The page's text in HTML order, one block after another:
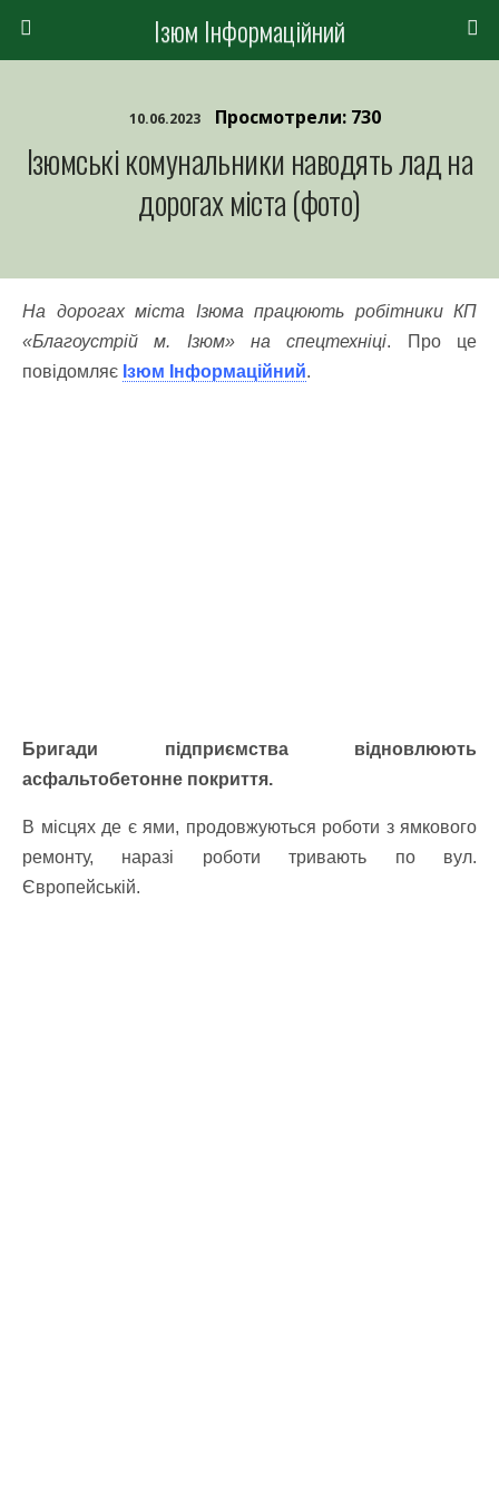
Ізюм Інформаційний
10.06.2023 Просмотрели: 730
Ізюмські комунальники наводять лад на
дорогах міста (фото)
На дорогах міста Ізюма працюють робітники КП
«Благоустрій м. Ізюм» на спецтехніці. Про це
повідомляє Ізюм Інформаційний.
Бригади підприємства відновлюють
асфальтобетонне покриття.
В місцях де є ями, продовжуються роботи з ямкового
ремонту, наразі роботи тривають по вул.
Європейській.